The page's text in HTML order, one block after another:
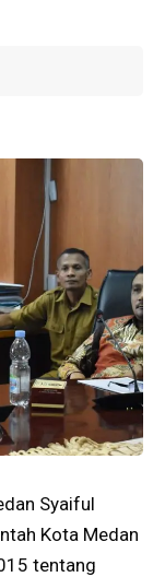
Syaiful
Kota Medan
tentang